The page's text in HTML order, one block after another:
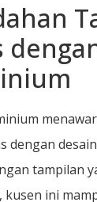
dengan
tampilan
kusen ini